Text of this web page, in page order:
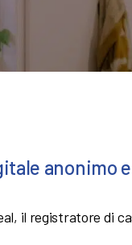
anonimo e
il registratore di